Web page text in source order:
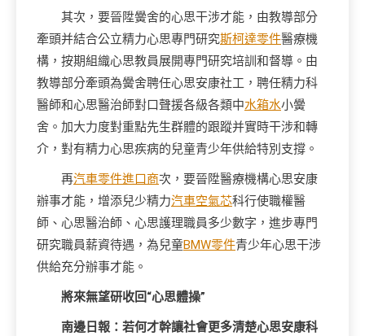
其次，要晉陞黌舍的心思干涉才能，由教導部分
牽頭并結合公立精力心思專門研究斯柯達零件醫療機
構，按期組織心思教員展開專門研究培訓和督導。由
教導部分牽頭為黌舍聘任心思安康社工，聘任精力科
醫師和心思醫治師對口聲援各級各類中水箱水小黌
舍。加大力度對重點先生群體的跟蹤并實時干涉和轉
介，對有精力心思疾病的兒童青少年供給特別支撐。
再汽車零件進口商次，要晉陞醫療機構心思安康
辦事才能，增添兒少精力汽車空氣芯科行使職權醫
師、心思醫治師、心思護理職員多少數字，進步專門
研究職員薪資待遇，為兒童BMW零件青少年心思干涉
供給充分辦事才能。
將來無望研收回“心思體操”
南邊日報：若何才幹讓社會更多清楚心思安康科